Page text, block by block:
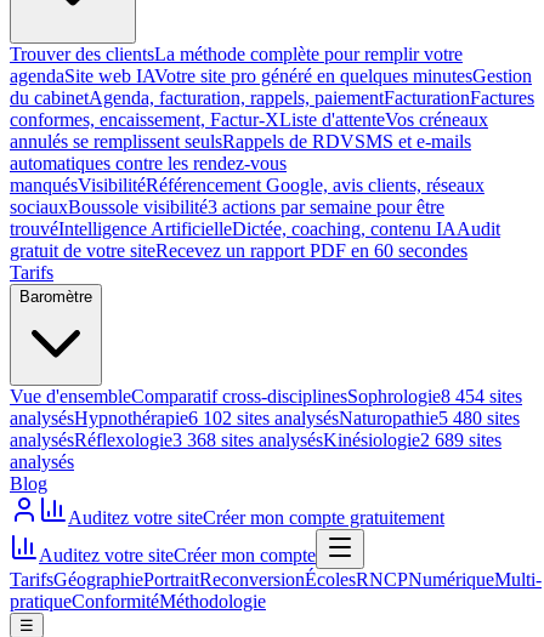
Trouver des clientsLa méthode complète pour remplir votre
agendaSite web IAVotre site pro généré en quelques minutesGestion
du cabinetAgenda, facturation, rappels, paiementFacturationFactures
conformes, encaissement, Factur-XListe d'attenteVos créneaux
annulés se remplissent seulsRappels de RDVSMS et e-mails
automatiques contre les rendez-vous
manquésVisibilitéRéférencement Google, avis clients, réseaux
sociauxBoussole visibilité3 actions par semaine pour être
trouvéIntelligence ArtificielleDictée, coaching, contenu IAAudit
gratuit de votre siteRecevez un rapport PDF en 60 secondes
Tarifs
Baromètre
Vue d'ensembleComparatif cross-disciplinesSophrologie8 454 sites
analysésHypnothérapie6 102 sites analysésNaturopathie5 480 sites
analysésRéflexologie3 368 sites analysésKinésiologie2 689 sites
analysés
Blog
Auditez votre siteCréer mon compte gratuitement
Auditez votre siteCréer mon compte
TarifsGéographiePortraitReconversionÉcolesRNCPNumériqueMulti-
pratiqueConformitéMéthodologie
☰